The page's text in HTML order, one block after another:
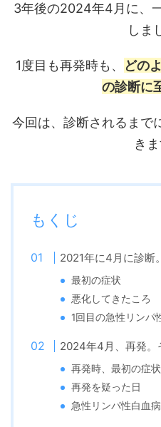
3年後の2024年4月に、
しま
1度目も再発時も、
どの
の診断に
今回は、診断されるまで
きま
もくじ
2021年に4月に診断
最初の症状
悪化してきたころ
1回目の急性リンパ
2024年4月、再発。
再発時、最初の症状
再発を疑った日
急性リンパ性白血